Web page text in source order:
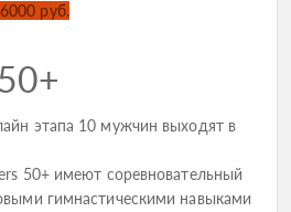
6000 руб.
этапа 10 мужчин выходят в
50+ имеют соревновательный
гимнастическими навыками